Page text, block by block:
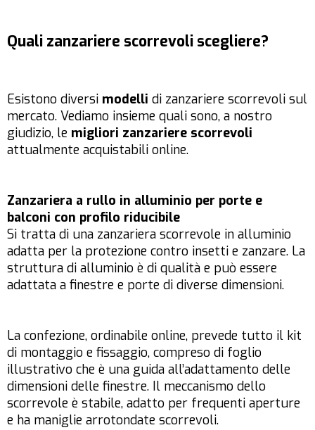
Quali zanzariere scorrevoli scegliere?
Esistono diversi modelli di zanzariere scorrevoli sul
mercato. Vediamo insieme quali sono, a nostro
giudizio, le migliori zanzariere scorrevoli
attualmente acquistabili online.
Zanzariera a rullo in alluminio per porte e
balconi con profilo riducibile
Si tratta di una zanzariera scorrevole in alluminio
adatta per la protezione contro insetti e zanzare. La
struttura di alluminio è di qualità e può essere
adattata a finestre e porte di diverse dimensioni.
La confezione, ordinabile online, prevede tutto il kit
di montaggio e fissaggio, compreso di foglio
illustrativo che è una guida all’adattamento delle
dimensioni delle finestre. Il meccanismo dello
scorrevole è stabile, adatto per frequenti aperture
e ha maniglie arrotondate scorrevoli.